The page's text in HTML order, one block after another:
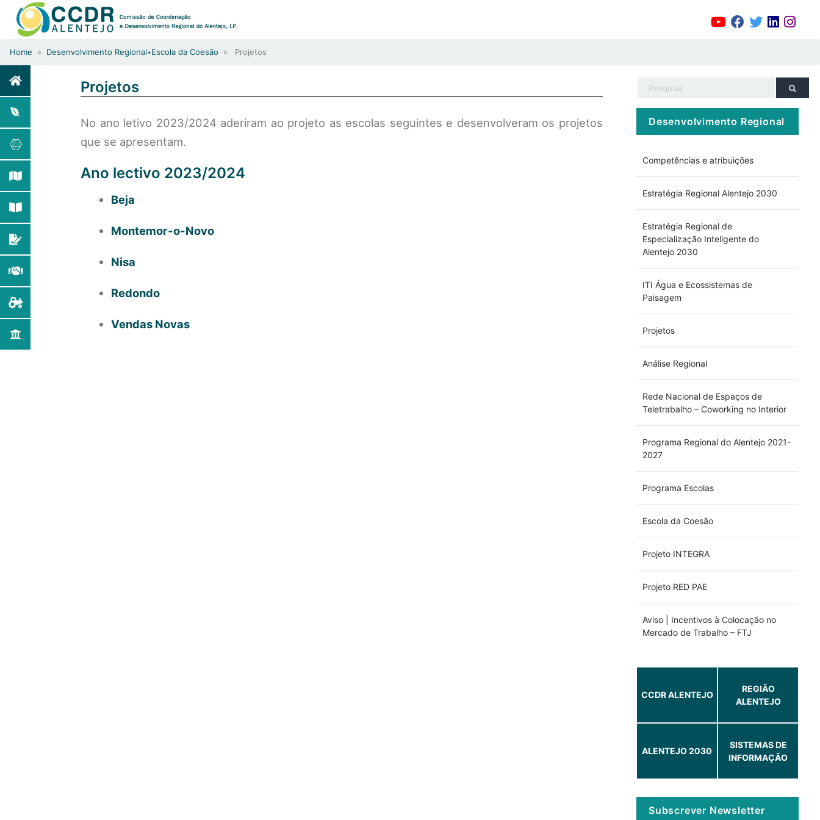
Home » Desenvolvimento Regional•Escola da Coesão » Projetos
Projetos
No ano letivo 2023/2024 aderiram ao projeto as escolas seguintes e desenvolveram os projetos
que se apresentam.
Ano lectivo 2023/2024
Beja
Montemor-o-Novo
Nisa
Redondo
Vendas Novas
Desenvolvimento Regional
Competências e atribuições
Estratégia Regional Alentejo 2030
Estratégia Regional de
Especialização Inteligente do
Alentejo 2030
ITI Água e Ecossistemas de
Paisagem
Projetos
Análise Regional
Rede Nacional de Espaços de
Teletrabalho – Coworking no Interior
Programa Regional do Alentejo 2021-
2027
Programa Escolas
Escola da Coesão
Projeto INTEGRA
Projeto RED PAE
Aviso | Incentivos à Colocação no
Mercado de Trabalho – FTJ
CCDR ALENTEJO
REGIÃO
ALENTEJO
ALENTEJO 2030
SISTEMAS DE
INFORMAÇÃO
Subscrever Newsletter